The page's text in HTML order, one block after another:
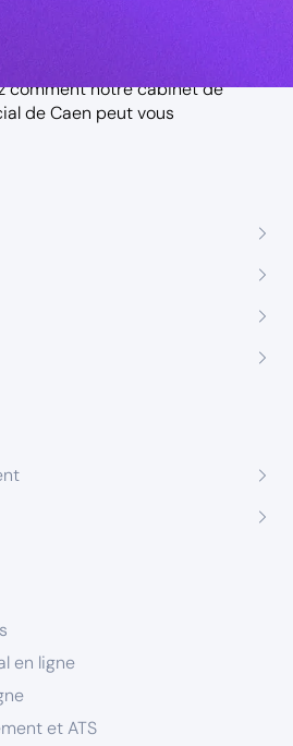
comment notrecabinet de
de Caen peut vous
en ligne
et ATS